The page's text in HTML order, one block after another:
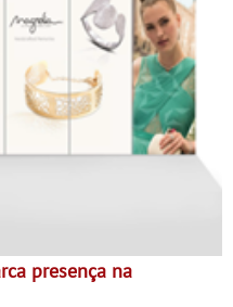
presença na